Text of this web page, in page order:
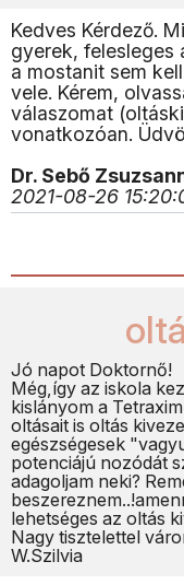
Kedves Kérdező.
gyerek, felesleges
a mostanit sem
vele. Kérem,
válaszomat
vonatkozóan.
Dr. Sebő
2021-08-26
Jó napot Doktornő!
Még,így az iskola
kislányom a
oltásait is oltás
egészségesek
potenciájú nozódát
adagoljam neki?
lehetséges az oltás
Nagy tisztelettel
W.Szilvia